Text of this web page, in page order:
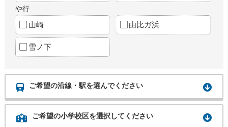
や行
山崎 由比ガ浜
雪ノ下
ご希望の沿線・駅を選んでください
ご希望の小学校区を選択してください